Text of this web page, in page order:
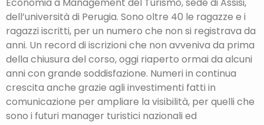
dell’università di Perugia. Sono oltre 40 le ragazze e i
ragazzi iscritti, per un numero che non si registrava da
anni. Un record di iscrizioni che non avveniva da prima
della chiusura del corso, oggi riaperto ormai da alcuni
anni con grande soddisfazione. Numeri in continua
crescita anche grazie agli investimenti fatti in
comunicazione per ampliare la visibilità, per quelli che
sono i futuri manager turistici nazionali ed